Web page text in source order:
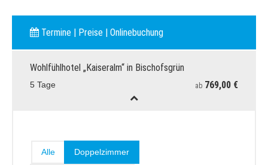
Termine | Preise | Onlinebuchung
Wohlfühlhotel „Kaiseralm“ in Bischofsgrün
5 Tage ab 769,00 €
Alle Doppelzimmer